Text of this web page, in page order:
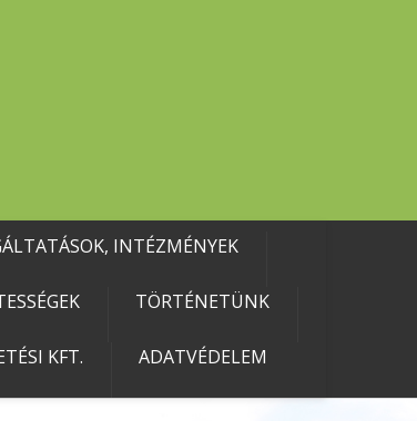
INTÉZMÉNYEK
TÖRTÉNETÜNK
KFT. ADATVÉDELEM